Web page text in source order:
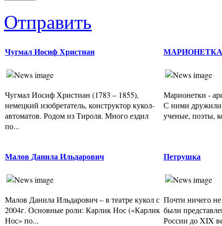
Отправить
Чугмал Иосиф Христиан
Чугмал Иосиф Христиан (1783 – 1855),
немецкий изобретатель, конструктор кукол-
автоматов. Родом из Тироля. Много ездил
по...
МАРИОНЕТКА
Марионетки -
С ними дружили
ученые, поэты,
Малов Данила Ильдарович
Малов Данила Ильдарович – в театре кукол с
2004г. Основные роли: Карлик Нос («Карлик
Нос» по...
Петрушка
Почти ничего
были
России до XIX